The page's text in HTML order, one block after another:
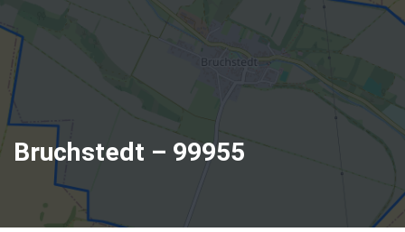
Bruchstedt – 99955